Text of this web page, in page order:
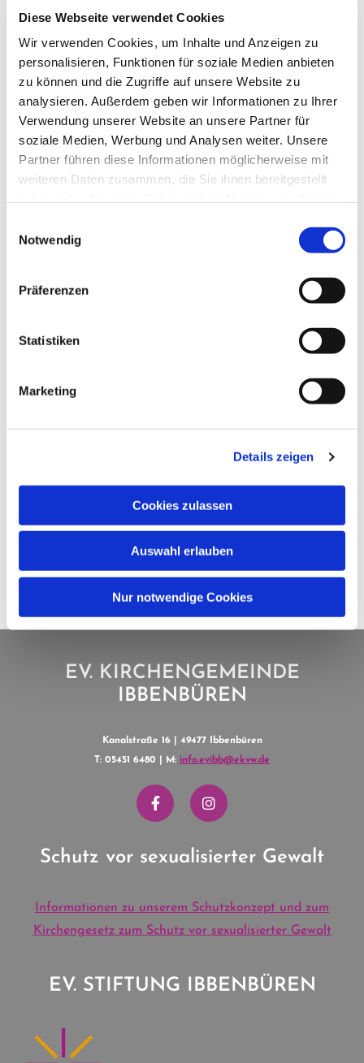
Diese Webseite verwendet Cookies
Wir verwenden Cookies, um Inhalte und Anzeigen zu
personalisieren, Funktionen für soziale Medien anbieten
zu können und die Zugriffe auf unsere Website zu
analysieren. Außerdem geben wir Informationen zu Ihrer
Verwendung unserer Website an unsere Partner für
soziale Medien, Werbung und Analysen weiter. Unsere
Partner führen diese Informationen möglicherweise mit
weiteren Daten zusammen, die Sie ihnen bereitgestellt
Notwendig
Präferenzen
Statistiken
Marketing
Details zeigen
Cookies zulassen
Auswahl erlauben
Nur notwendige Cookies
Dies könnte Sie auch
interessieren
EV. KIRCHENGEMEINDE
IBBENBÜREN
Kanalstraße 16 | 49477 Ibbenbüren
T: 05451 6480 | M: info.evibb@ekvw.de
Schutz vor sexualisierter Gewalt
Informationen zu unserem Schutzkonzept und zum
Kirchengesetz zum Schutz vor sexualisierter Gewalt
EV. STIFTUNG IBBENBÜREN